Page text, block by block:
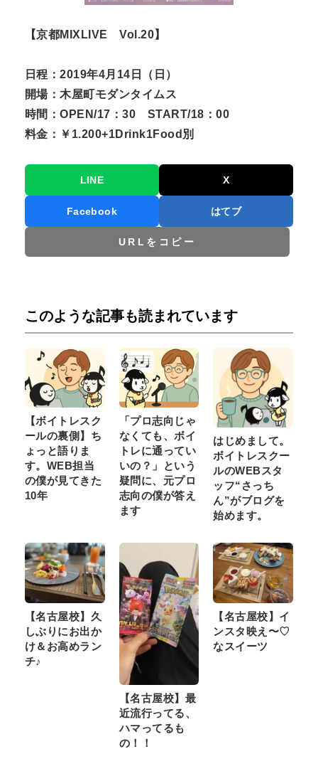
【京都MIXLIVE Vol.20】
日程：2019年4月14日（日）
開場：木屋町モダンタイムス
時間：OPEN/17：30 START/18：00
料金：￥1.200+1Drink1Food別
LINE X
Facebook はてブ
URLをコピー
このような記事も読まれています
【ボイトレスク
ールの裏側】ち
ょっと語りま
す。WEB担当
の僕が見てきた
10年
「プロ志向じゃ
なくても、ボイ
トレに通ってい
いの？」という
疑問に、元プロ
志向の僕が答え
ます
はじめまして。
ボイトレスクー
ルのWEBスタ
ッフ“さっち
ん”がブログを
始めます。
【名古屋校】久
しぶりにお出か
け＆お高めラン
チ♪
【名古屋校】最
近流行ってる、
ハマってるも
の！！
【名古屋校】イ
ンスタ映え〜♡
なスイーツ